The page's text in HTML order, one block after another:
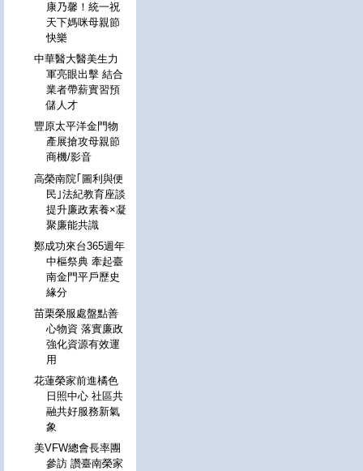
康乃馨！統一祝
天下媽咪母親節
快樂
中華醫大醫美生力
軍亮眼出擊 結合
業者帶薪實習預
儲人才
豐原太平洋金門物
產展搶攻母親節
商機/影音
高榮南院｢圖利與便
民｣法紀教育座談
提升廉政素養×凝
聚廉能共識
鄭成功來台365週年
中樞祭典 牽起臺
南金門平戶歷史
緣分
苗栗榮服處盤點善
心物資 落實廉政
強化資源有效運
用
花蓮榮家前進橘色
日照中心 社區共
融共好服務新氣
象
美VFW總會長率團
參訪 讚臺南榮家